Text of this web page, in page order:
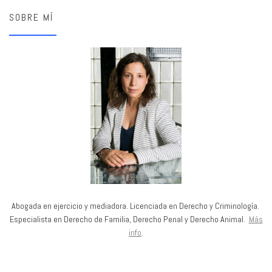
SOBRE MÍ
Abogada en ejercicio y mediadora. Licenciada en Derecho y Criminología.
Especialista en Derecho de Familia, Derecho Penal y Derecho Animal. Más
info.